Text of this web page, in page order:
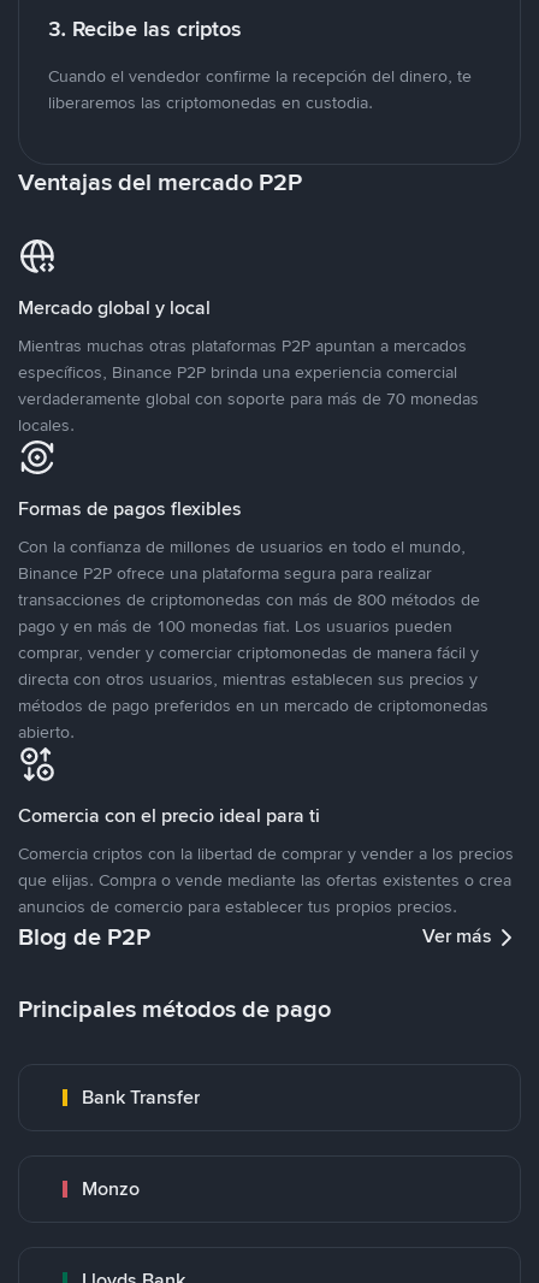
3. Recibe las criptos
Cuando el vendedor confirme la recepción del dinero, te
liberaremos las criptomonedas en custodia.
Ventajas del mercado P2P
Mercado global y local
Mientras muchas otras plataformas P2P apuntan a mercados
específicos, Binance P2P brinda una experiencia comercial
verdaderamente global con soporte para más de 70 monedas
locales.
Formas de pagos flexibles
Con la confianza de millones de usuarios en todo el mundo,
Binance P2P ofrece una plataforma segura para realizar
transacciones de criptomonedas con más de 800 métodos de
pago y en más de 100 monedas fiat. Los usuarios pueden
comprar, vender y comerciar criptomonedas de manera fácil y
directa con otros usuarios, mientras establecen sus precios y
métodos de pago preferidos en un mercado de criptomonedas
abierto.
Comercia con el precio ideal para ti
Comercia criptos con la libertad de comprar y vender a los precios
que elijas. Compra o vende mediante las ofertas existentes o crea
anuncios de comercio para establecer tus propios precios.
Blog de P2P Ver más
Principales métodos de pago
Bank Transfer
Monzo